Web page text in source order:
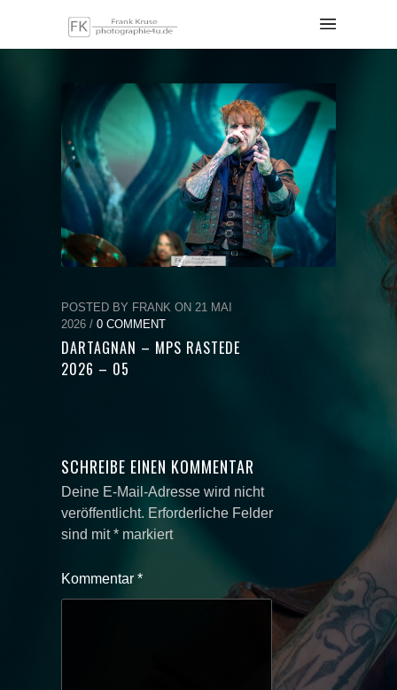
POSTED BY FRANK ON 21 MAI
2026 / 0 COMMENT
DARTAGNAN – MPS RASTEDE
2026 – 05
SCHREIBE EINEN KOMMENTAR
Deine E-Mail-Adresse wird nicht
veröffentlicht. Erforderliche Felder
sind mit* markiert
Kommentar *